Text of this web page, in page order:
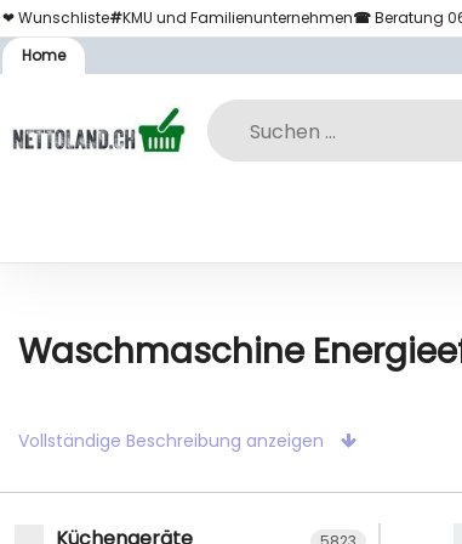
❤ Wunschliste#KMU und Familienunternehmen☎Beratung
Home
Waschmaschine
Vollständige Beschreibung anzeigen